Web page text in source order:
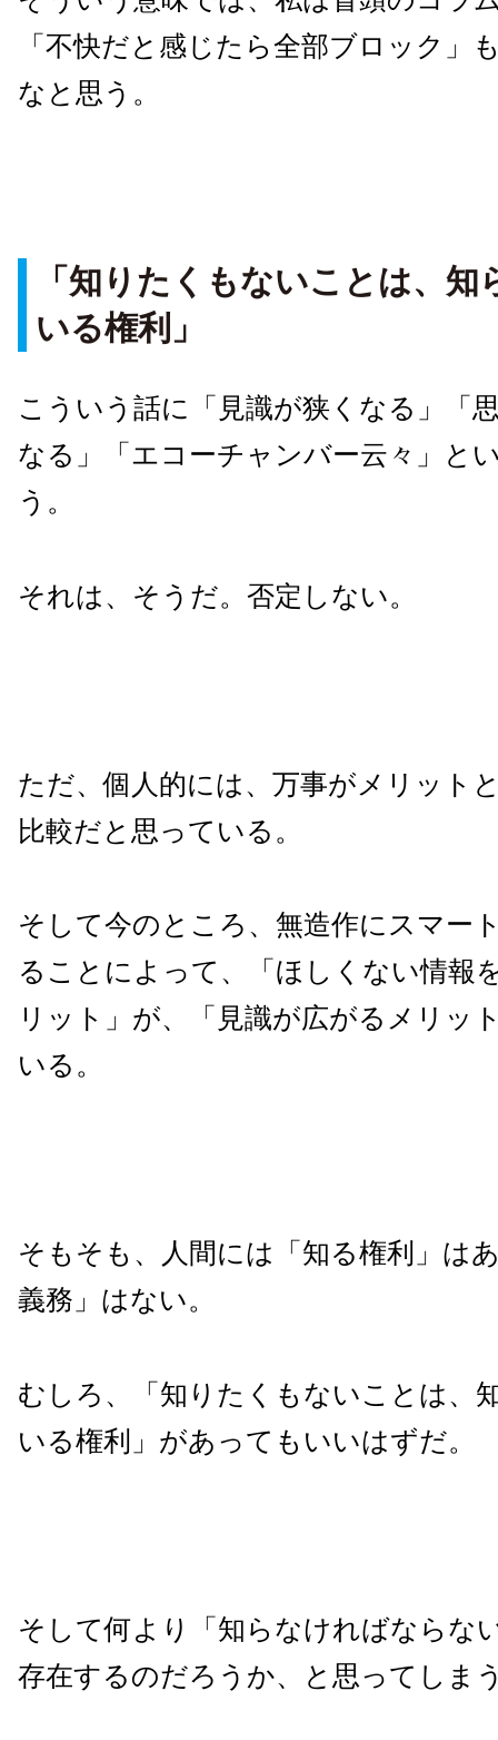
「不快だと感じたら全部ブロック」
なと思う。
「知りたくもないことは、
いる権利」
こういう話に「見識が狭くなる」「
なる」「エコーチャンバー云々」と
う。
それは、そうだ。否定しない。
ただ、個人的には、万事がメリット
比較だと思っている。
そして今のところ、無造作にスマー
ることによって、「ほしくない情報
リット」が、「見識が広がるメリッ
いる。
そもそも、人間には「知る権利」は
義務」はない。
むしろ、「知りたくもないことは、
いる権利」があってもいいはずだ。
そして何より「知らなければならな
存在するのだろうか、と思ってしま